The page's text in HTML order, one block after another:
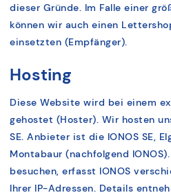
dieser Gründe. Im Falle einer
können wir auch einen
einsetzten (Empfänger).
Hosting
Diese Website wird bei einem
gehostet (Hoster). Wir hosten
SE. Anbieter ist die IONOS SE,
Montabaur (nachfolgend
besuchen, erfasst IONOS
Ihrer IP-Adressen. Details